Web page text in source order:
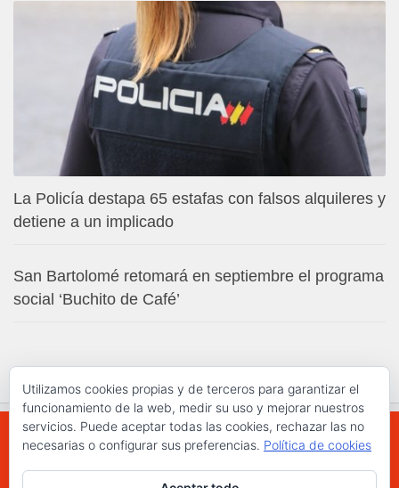
La Policía destapa 65 estafas con falsos alquileres y
detiene a un implicado
San Bartolomé retomará en septiembre el programa
social ‘Buchito de Café’
WWW.ELCHAPLON.COM © 2026. Todos los
Utilizamos cookies propias y de terceros para garantizar el
funcionamiento de la web, medir su uso y mejorar nuestros
servicios. Puede aceptar todas las cookies, rechazar las no
necesarias o configurar sus preferencias. Política de cookies